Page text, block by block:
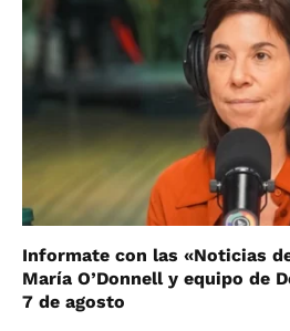
Informate con las «Noticias
María O’Donnell y equipo de
7 de agosto